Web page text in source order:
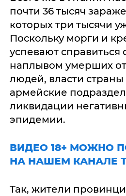
почти 36 тысяч
которых три тысячи
Поскольку морги и
успевают
наплывом умерших
людей, власти
армейские
ликвидации
эпидемии.
ВИДЕО 18+ МОЖНО
НА НАШЕМ КАНАЛЕ
Так, жители